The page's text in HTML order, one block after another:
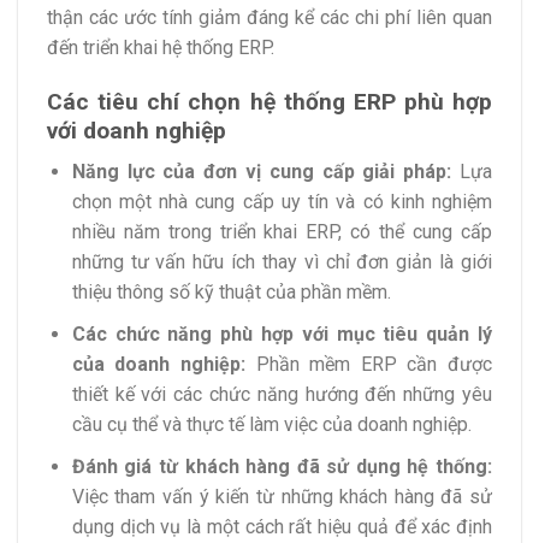
thận các ước tính giảm đáng kể các chi phí liên quan
đến triển khai hệ thống ERP.
Các tiêu chí chọn hệ thống ERP phù hợp
với doanh nghiệp
Năng lực của đơn vị cung cấp giải pháp: Lựa
chọn một nhà cung cấp uy tín và có kinh nghiệm
nhiều năm trong triển khai ERP, có thể cung cấp
những tư vấn hữu ích thay vì chỉ đơn giản là giới
thiệu thông số kỹ thuật của phần mềm.
Các chức năng phù hợp với mục tiêu quản lý
của doanh nghiệp: Phần mềm ERP cần được
thiết kế với các chức năng hướng đến những yêu
cầu cụ thể và thực tế làm việc của doanh nghiệp.
Đánh giá từ khách hàng đã sử dụng hệ thống:
Việc tham vấn ý kiến từ những khách hàng đã sử
dụng dịch vụ là một cách rất hiệu quả để xác định